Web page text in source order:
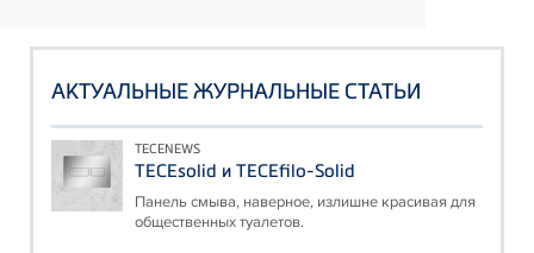
АКТУАЛЬНЫЕ ЖУРНАЛЬНЫЕ СТАТЬИ
TECENEWS
TECEsolid и TECEfilo-Solid
Панель смыва, наверное, излишне красивая для
общественных туалетов.